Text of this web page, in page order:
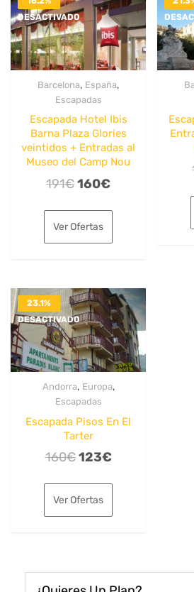
DESACTIVADO
Barcelona, España,
Escapadas
Escapada Hotel Ibis
Barna Plaza Glories
veintidos + Entradas al
Museo del Camp Nou
191€El
original
era:
160€El
es:
Ver Ofertas
23.1%
DESACTIVADO
Andorra, Europa,
Escapadas
Escapada Pisos En El
Tarter
160€ El
original
era:
123€El
es:
Ver Ofertas